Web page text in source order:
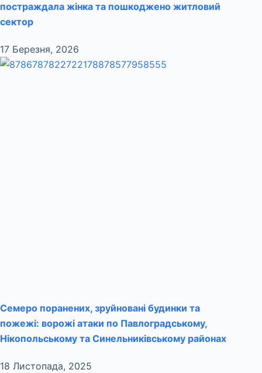
постраждала жінка та пошкоджено житловий
сектор
17 Березня, 2026
Семеро поранених, зруйновані будинки та
пожежі: ворожі атаки по Павлоградському,
Нікопольському та Синельниківському районах
18 Листопада, 2025